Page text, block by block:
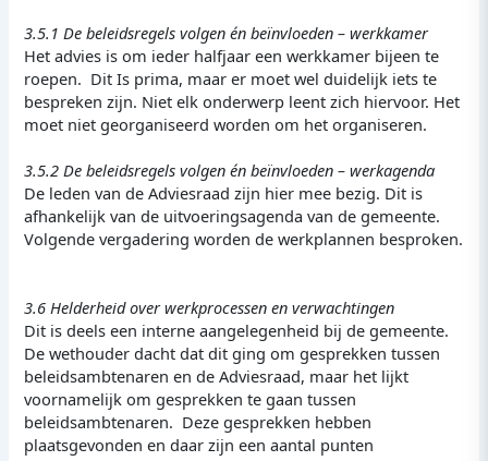
3.5.1 De beleidsregels volgen én beïnvloeden – werkkamer
Het advies is om ieder halfjaar een werkkamer bijeen te
roepen. Dit Is prima, maar er moet wel duidelijk iets te
bespreken zijn. Niet elk onderwerp leent zich hiervoor. Het
moet niet georganiseerd worden om het organiseren.
3.5.2 De beleidsregels volgen én beïnvloeden – werkagenda
De leden van de Adviesraad zijn hier mee bezig. Dit is
afhankelijk van de uitvoeringsagenda van de gemeente.
Volgende vergadering worden de werkplannen besproken.
3.6 Helderheid over werkprocessen en verwachtingen
Dit is deels een interne aangelegenheid bij de gemeente.
De wethouder dacht dat dit ging om gesprekken tussen
beleidsambtenaren en de Adviesraad, maar het lijkt
voornamelijk om gesprekken te gaan tussen
beleidsambtenaren. Deze gesprekken hebben
plaatsgevonden en daar zijn een aantal punten